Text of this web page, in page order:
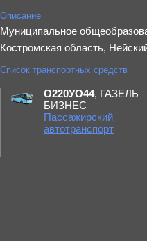
Описание
Муниципальное
Костромская область,
Список транспортных средств
О220УО44, ГАЗЕЛЬ
БИЗНЕС
Пассажирский
автотранспорт